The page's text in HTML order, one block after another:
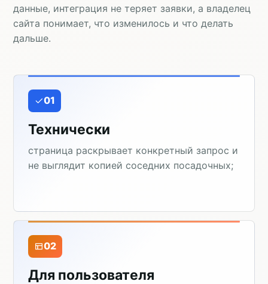
данные, интеграция не теряет заявки, а владелец
сайта понимает, что изменилось и что делать
дальше.
01
Технически
страница раскрывает конкретный запрос и
не выглядит копией соседних посадочных;
02
Для пользователя